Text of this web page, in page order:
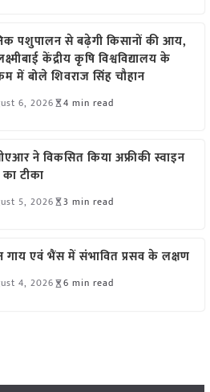
पशुपालन से बढ़ेगी किसानों की आय,
केंद्रीय कृषि विश्वविद्यालय के
में बोले शिवराज सिंह चौहान
6, 2026 4 min read
ने विकसित किया अफ्रीकी स्वाइन
टीका
5, 2026 3 min read
गाय एवं भैंस में संभावित प्रसव के लक्षण
4, 2026 6 min read